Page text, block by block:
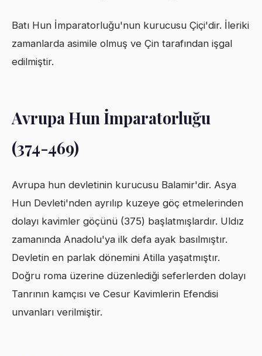
Batı Hun İmparatorluğu'nun kurucusu Çiçi'dir. İleriki
zamanlarda asimile olmuş ve Çin tarafından işgal
edilmiştir.
Avrupa Hun İmparatorluğu
(374-469)
Avrupa hun devletinin kurucusu Balamir'dir. Asya
Hun Devleti'nden ayrılıp kuzeye göç etmelerinden
dolayı kavimler göçünü (375) başlatmışlardır. Uldız
zamanında Anadolu'ya ilk defa ayak basılmıştır.
Devletin en parlak dönemini Atilla yaşatmıştır.
Doğru roma üzerine düzenlediği seferlerden dolayı
Tanrının kamçısı ve Cesur Kavimlerin Efendisi
unvanları verilmiştir.